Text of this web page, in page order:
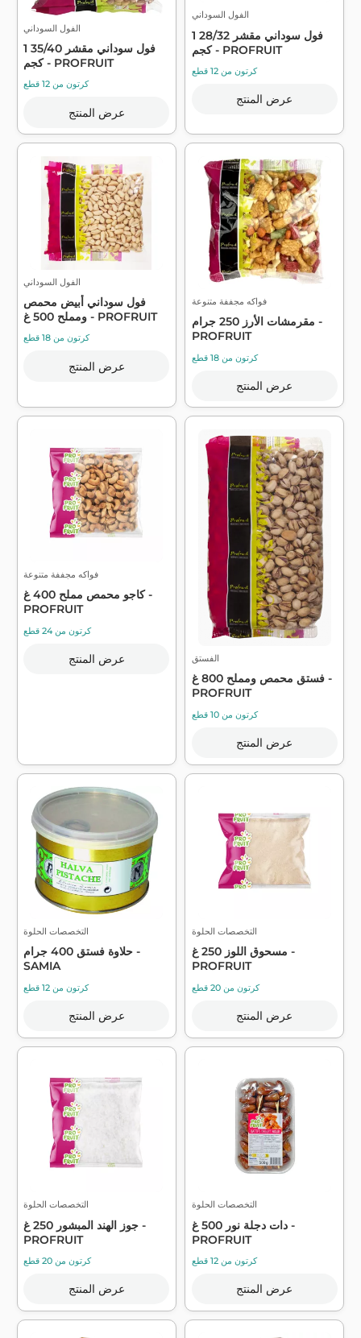
الفول السوداني
فول سوداني مقشر 35/40 1
كجم - PROFRUIT
كرتون من 12 قطع
عرض المنتج
الفول السوداني
فول سوداني مقشر 28/32 1
كجم - PROFRUIT
كرتون من 12 قطع
عرض المنتج
الفول السوداني
فول سوداني أبيض محمص
ومملح 500 غ - PROFRUIT
كرتون من 18 قطع
عرض المنتج
فواكه مجففة متنوعة
مقرمشات الأرز 250 جرام -
PROFRUIT
كرتون من 18 قطع
عرض المنتج
فواكه مجففة متنوعة
كاجو محمص مملح 400 غ -
PROFRUIT
كرتون من 24 قطع
عرض المنتج الفستق
فستق محمص ومملح 800 غ -
PROFRUIT
كرتون من 10 قطع
عرض المنتج
التخصصات الحلوة
حلاوة فستق 400 جرام -
SAMIA
كرتون من 12 قطع
عرض المنتج
التخصصات الحلوة
مسحوق اللوز 250 غ -
PROFRUIT
كرتون من 20 قطع
عرض المنتج
التخصصات الحلوة
جوز الهند المبشور 250 غ -
PROFRUIT
كرتون من 20 قطع
عرض المنتج
التخصصات الحلوة
دات دجلة نور 500 غ -
PROFRUIT
كرتون من 12 قطع
عرض المنتج